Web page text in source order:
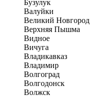
Бузулук
Валуйки
Великий Новгород
Верхняя Пышма
Видное
Вичуга
Владикавказ
Владимир
Волгоград
Волгодонск
Волжск